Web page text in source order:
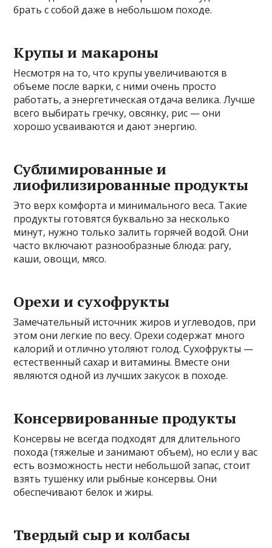
брать с собой даже в небольшом походе.
Крупы и макароны
Несмотря на то, что крупы увеличиваются в
объеме после варки, с ними очень просто
работать, а энергетическая отдача велика. Лучше
всего выбирать гречку, овсянку, рис — они
хорошо усваиваются и дают энергию.
Сублимированные и
лиофилизированные продукты
Это верх комфорта и минимального веса. Такие
продукты готовятся буквально за несколько
минут, нужно только залить горячей водой. Они
часто включают разнообразные блюда: рагу,
каши, овощи, мясо.
Орехи и сухофрукты
Замечательный источник жиров и углеводов, при
этом они легкие по весу. Орехи содержат много
калорий и отлично утоляют голод. Сухофрукты —
естественный сахар и витамины. Вместе они
являются одной из лучших закусок в походе.
Консервированные продукты
Консервы не всегда подходят для длительного
похода (тяжелые и занимают объем), но если у вас
есть возможность нести небольшой запас, стоит
взять тушенку или рыбные консервы. Они
обеспечивают белок и жиры.
Твердый сыр и колбасы